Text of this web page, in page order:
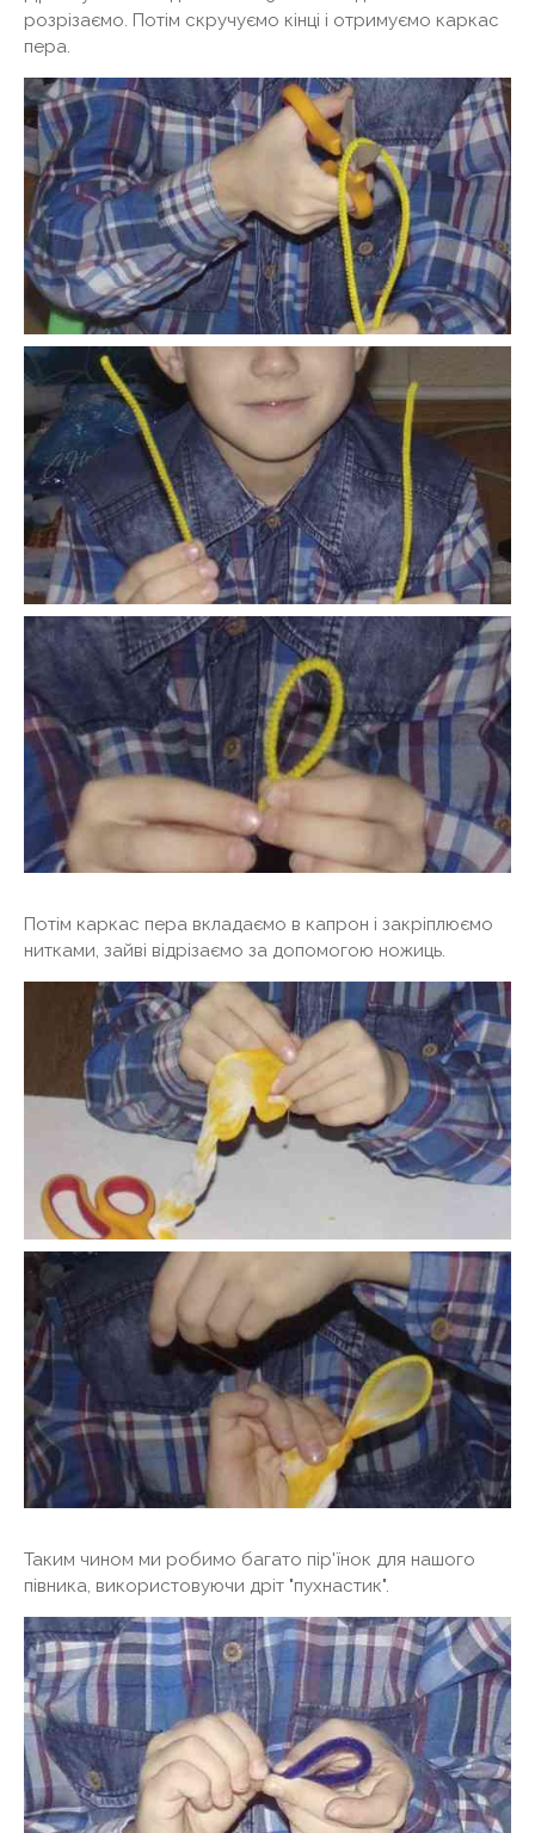
розрізаємо. Потім скручуємо кінці і отримуємо каркас
пера.
Потім каркас пера вкладаємо в капрон і закріплюємо
нитками, зайві відрізаємо за допомогою ножиць.
Таким чином ми робимо багато пір'їнок для нашого
півника, використовуючи дріт "пухнастик".